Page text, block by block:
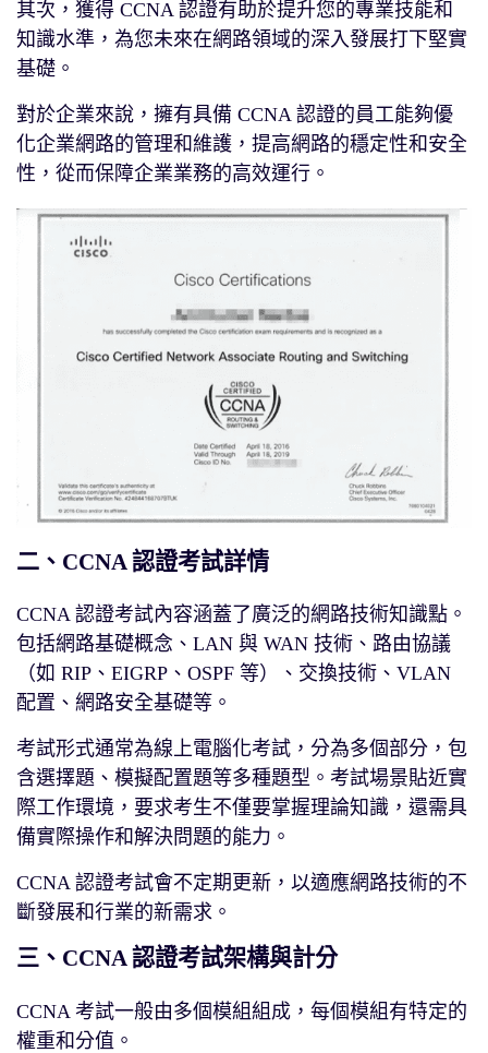
其次，獲得 CCNA 認證有助於提升您的專業技能和
知識水準，為您未來在網路領域的深入發展打下堅實
基礎。
對於企業來說，擁有具備 CCNA 認證的員工能夠優
化企業網路的管理和維護，提高網路的穩定性和安全
性，從而保障企業業務的高效運行。
二、CCNA 認證考試詳情
CCNA 認證考試內容涵蓋了廣泛的網路技術知識點。
包括網路基礎概念、LAN 與 WAN 技術、路由協議
（如 RIP、EIGRP、OSPF 等）、交換技術、VLAN
配置、網路安全基礎等。
考試形式通常為線上電腦化考試，分為多個部分，包
含選擇題、模擬配置題等多種題型。考試場景貼近實
際工作環境，要求考生不僅要掌握理論知識，還需具
備實際操作和解決問題的能力。
CCNA 認證考試會不定期更新，以適應網路技術的不
斷發展和行業的新需求。
三、CCNA 認證考試架構與計分
CCNA 考試一般由多個模組組成，每個模組有特定的
權重和分值。